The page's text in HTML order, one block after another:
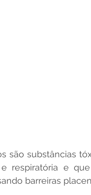
são substâncias
respiratória e
barreiras